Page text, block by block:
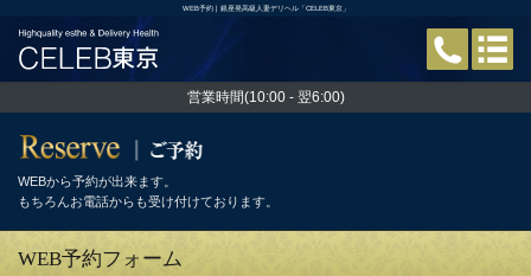
WEB予約 | 銀座発高級人妻デリヘル「CELEB東京」
営業時間(10:00 - 翌6:00)
WEBから予約が出来ます。
もちろんお電話からも受け付けております。
WEB予約フォーム